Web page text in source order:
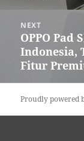
NEXT
Next
post:
OPPO Pad
Indonesia,
Fitur
Proudly powered